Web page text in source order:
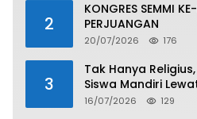
2
KONGRES SEMMI
PERJUANGAN
20/07/2026 176
3
Tak Hanya
Siswa Mandiri
16/07/2026 129